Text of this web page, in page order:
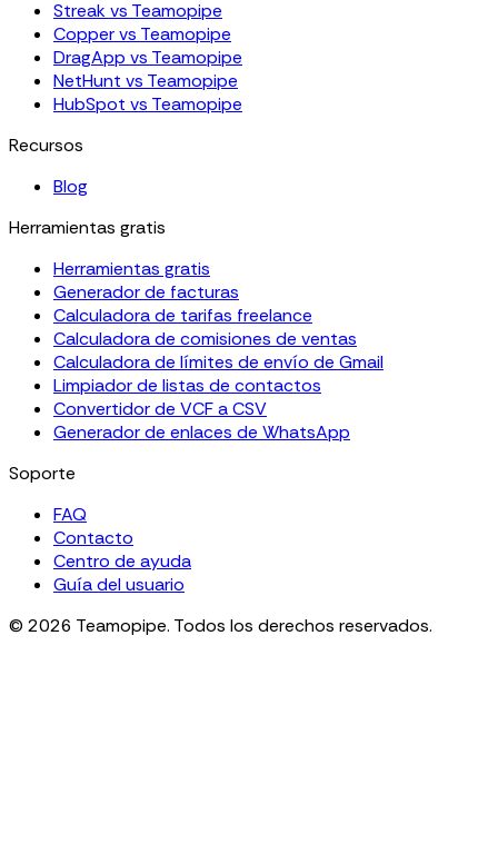
Streak vs Teamopipe
Copper vs Teamopipe
DragApp vs Teamopipe
NetHunt vs Teamopipe
HubSpot vs Teamopipe
Recursos
Blog
Herramientas gratis
Herramientas gratis
Generador de facturas
Calculadora de tarifas freelance
Calculadora de comisiones de ventas
Calculadora de límites de envío de Gmail
Limpiador de listas de contactos
Convertidor de VCF a CSV
Generador de enlaces de WhatsApp
Soporte
FAQ
Contacto
Centro de ayuda
Guía del usuario
© 2026 Teamopipe. Todos los derechos reservados.